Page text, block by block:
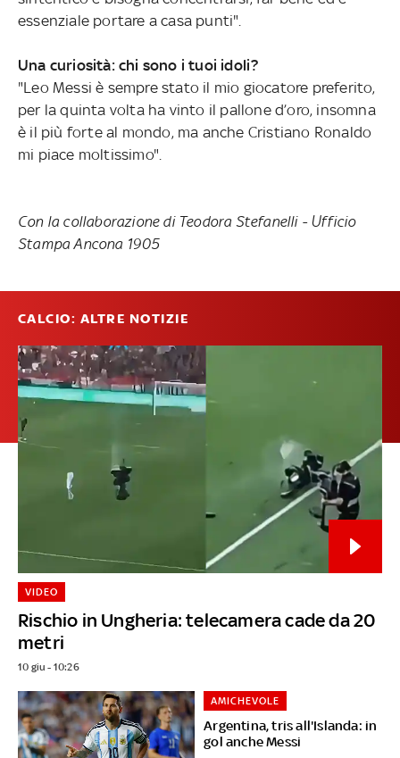
essenziale portare a casa punti".
Una curiosità: chi sono i tuoi idoli?
"Leo Messi è sempre stato il mio giocatore preferito,
per la quinta volta ha vinto il pallone d’oro, insomna
è il più forte al mondo, ma anche Cristiano Ronaldo
mi piace moltissimo".
Con la collaborazione di Teodora Stefanelli - Ufficio
Stampa Ancona 1905
CALCIO: ALTRE NOTIZIE
Rischio in Ungheria: telecamera cade da 20
metri
VIDEO
10 giu - 10:26
Argentina, tris all'Islanda: in
gol anche Messi
AMICHEVOLE